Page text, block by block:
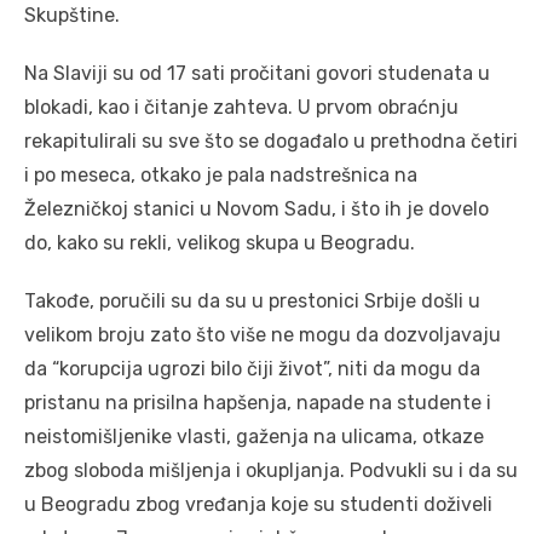
Skupštine.
Na Slaviji su od 17 sati pročitani govori studenata u
blokadi, kao i čitanje zahteva. U prvom obraćnju
rekapitulirali su sve što se događalo u prethodna četiri
i po meseca, otkako je pala nadstrešnica na
Železničkoj stanici u Novom Sadu, i što ih je dovelo
do, kako su rekli, velikog skupa u Beogradu.
Takođe, poručili su da su u prestonici Srbije došli u
velikom broju zato što više ne mogu da dozvoljavaju
da “korupcija ugrozi bilo čiji život”, niti da mogu da
pristanu na prisilna hapšenja, napade na studente i
neistomišljenike vlasti, gaženja na ulicama, otkaze
zbog sloboda mišljenja i okupljanja. Podvukli su i da su
u Beogradu zbog vređanja koje su studenti doživeli